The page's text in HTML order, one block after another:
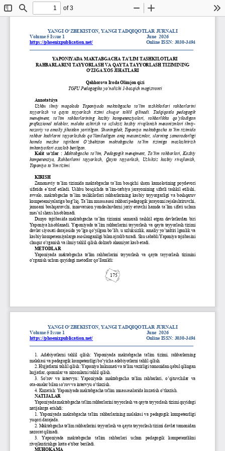
ToggleFind
of 3
Zoom
YANGI O‘ZBEKISTON, YANGI TADQIQOTLAR JURNALI
Volume 5 Issue 1 June 2026
https://phoenixpublication.net/
Online ISSN: 3030-3494
175
YAPONIYADA MAKTABGACHA TA’LIM TASHKILOTLARI
RAHBARLARINI TAYYORLASH VA QAYTA TAYYORLASH TIZIMINING
O‘ZIGA XOS JIHATLARI
Qahhorova Iroda Olimjon qizi
TGFU Pedagogika yo‘nalishi 1-bosqich magistranti
Annotatsiya
Ushbu   ilmiy   maqolada   Yaponiyada   maktabgacha   ta’lim   tashkilotlari   rahbarlarini
tayyorlash   va   qayta   tayyorlash   tizimi   chuqur   tahlil   qilinadi.
Tadqiqotda   pedagogik
menejment,   ta’lim   rahbarlarining   kasbiy   kompetensiyalari,   rahbarlikka   qo‘yiladigan
professional  talablar,  malaka  oshirish  va  uzluksiz  kasbiy  rivojlanish  mexanizmlari  ilmiy-
nazariy  va  amaliy  jihatdan  yoritilgan.  Shuningdek,  Yaponiya  maktabgacha  ta’lim  tizimida
rahbar  kadrlarni  tayyorlashda  qo‘llaniladigan  aniq  mexanizmlar,  ularning  samaradorligi
hamda    mazkur    tajribani
O‘zbekiston    maktabgacha    ta’lim    tizimiga    moslashtirish
imkoniyatlari asoslab berilgan.
Kalit  so‘zlar : Maktabgacha ta’lim, Pedagogik  menejment, Ta’lim  rahbarlari, Kasbiy
kompetensiya,
Rahbarlarni   tayyorlash, Qayta   tayyorlash, Uzluksiz   kasbiy   rivojlanish,
Yaponiya ta’lim tizimi.
KIRISH
Zamonaviy  ta’lim  tizimida  maktabgacha  ta’lim  bosqichi  shaxs  kamolotining  poydevori
sifatida  e’tirof  etiladi.  Ushbu  bosqichda  ta’lim-tarbiya  jarayonining  sifatli  tashkil  etilishi,
avvalo,  maktabgacha  ta’lim  tashkilotlari  rahbarlarining  kasbiy  tayyorgarligi va  boshqaruv
kompetensiyalariga bog‘liq. Ta’lim muassasasi rahbari pedagogik jarayonni rejalashtiruvchi,
jamoani boshqaruvchi, innovatsion yondashuvlarni joriy etuvchi hamda ta’lim sifati uchun
mas’ul shaxs hisoblanadi.
Dunyo  tajribasida  maktabgacha  ta’lim  tizimini  samarali  tashkil  etgan  davlatlardan  biri
Yaponiya hisoblanadi. Yaponiyada ta’lim rahbarlarini tayyorlash va qayta tayyorlash tizimi
davlat siyosati darajasida yo‘lga qo‘yilgan bo‘lib, u uzluksizlik, amaliy yo‘naltiri lganlik va
kasbiy kompetensiyalarga asoslanganligi bilan ajralib turadi. Shu sababli Yaponiya tajribasini
chuqur o‘rganish va ilmiy tahlil qilish dolzarb ahamiyat kasb etadi.
METODLAR
Yaponiyada  maktabgacha  ta'lim  rahbarlarini  tayyorlash  va  qayta  tayyorlash tizimini
o‘rganish uchun quyidagi metodlar qo‘llanildi:
YANGI O‘ZBEKISTON, YANGI TADQIQOTLAR JURNALI
Volume 5 Issue 1 June 2026
https://phoenixpublication.net/
Online ISSN: 3030-3494
1.  Adabiyotlarni  tahlil  qilish:  Yaponiyada  maktabgacha  ta'lim  tizimi,  rahbarlarning
malakasi va pedagogik kompetentligi bo‘yicha adabiyotlarni tahlil qilish.
2. Hujjatlarni tahlil qilish: Yaponiya hukumati va ta'lim vazirligi tomonidan qabul qilingan
hujjatlar, qonunlar va nizomlarni tahlil qilish.
3.  So‘rov  va  intervyu:  Yaponiyada  maktabgacha  ta'lim  rahbarlari, o‘qituvchilar  va
ota-onalar bilan so‘rov va intervyu o‘tkazish.
4. Kuzatish: Yaponiyada maktabgacha ta'lim muassasalarida kuzatish o‘tkazish.
NATIJALAR
Yaponiyada maktabgacha ta'lim rahbarlarini tayyorlash va qayta tayyorlash tizimi quyidagi
natijalarga erishdi:
1
Yaponiyada  maktabgacha  ta'lim  rahbarlarining  malakasi  va  pedagogik  kompetentligi
yuqori darajada.
2. Maktabgacha ta'lim rahbarlarini tayyorlash va qayta tayyorlash tizimi davlat tomonidan
nazorat qilinadi.
3.    Yaponiyada    maktabgacha    ta'lim    rahbarlari    uchun    pedagogik    kompetentlikni
rivojlantirishga katta e'tibor beriladi.
MUHOKAMA